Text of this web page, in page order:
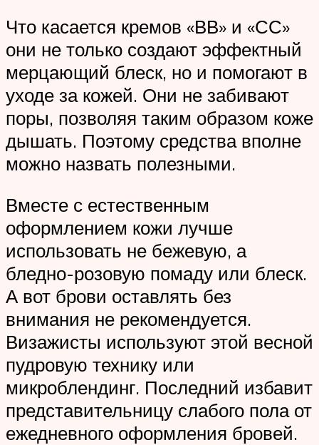
Что касается кремов «ВВ» и «СС»
они не только создают эффектный
мерцающий блеск, но и помогают в
уходе за кожей. Они не забивают
поры, позволяя таким образом коже
дышать. Поэтому средства вполне
можно назвать полезными.
Вместе с естественным
оформлением кожи лучше
использовать не бежевую, а
бледно-розовую помаду или блеск.
А вот брови оставлять без
внимания не рекомендуется.
Визажисты используют этой весной
пудровую технику или
микроблендинг. Последний избавит
представительницу слабого пола от
ежедневного оформления бровей.